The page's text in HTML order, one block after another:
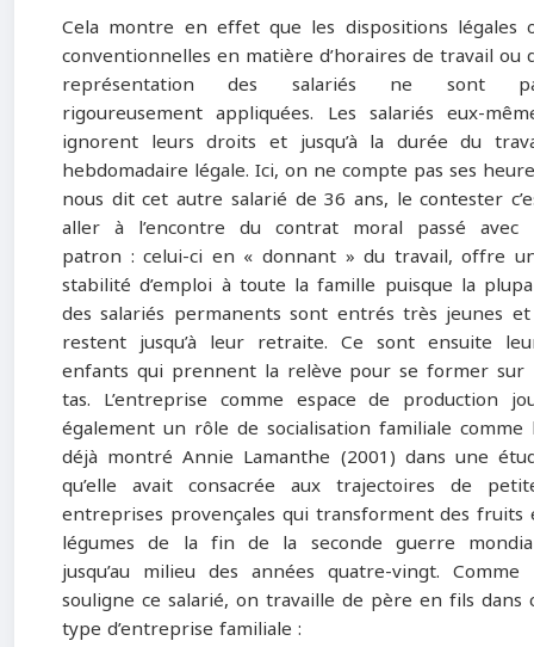
Cela montre en effet que les dispositions légales
conventionnelles en matière d’horaires de travail ou
représentation des salariés ne sont
rigoureusement appliquées. Les salariés eux-
ignorent leurs droits et jusqu’à la durée du
hebdomadaire légale. Ici, on ne compte pas ses
nous dit cet autre salarié de 36 ans, le contester
aller à l’encontre du contrat moral passé avec
patron : celui-ci en « donnant » du travail, offre
stabilité d’emploi à toute la famille puisque la
des salariés permanents sont entrés très jeunes
restent jusqu’à leur retraite. Ce sont ensuite
enfants qui prennent la relève pour se former sur
tas. L’entreprise comme espace de production
également un rôle de socialisation familiale comme
déjà montré Annie Lamanthe (2001) dans une
qu’elle avait consacrée aux trajectoires de
entreprises provençales qui transforment des fruits
légumes de la fin de la seconde guerre
jusqu’au milieu des années quatre-vingt. Comme
souligne ce salarié, on travaille de père en fils dans
type d’entreprise familiale :